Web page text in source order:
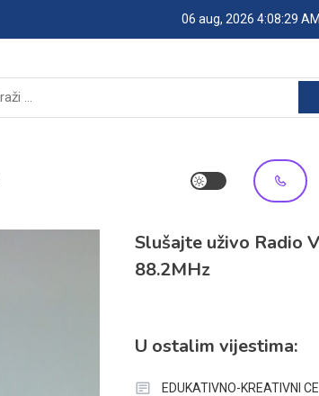
06 aug, 2026 4:08:30 AM
Slušajte uživo Radio
88.2MHz
U ostalim vijestima:
EDUKATIVNO-KREATIVNI